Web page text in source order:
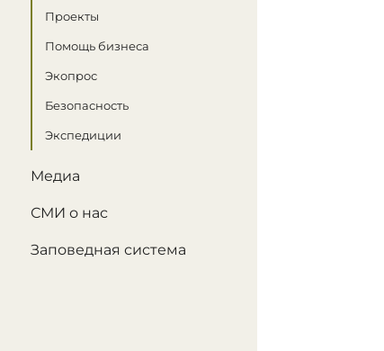
Проекты
Помощь бизнеса
Экопрос
Безопасность
Экспедиции
Медиа
СМИ о нас
Заповедная система